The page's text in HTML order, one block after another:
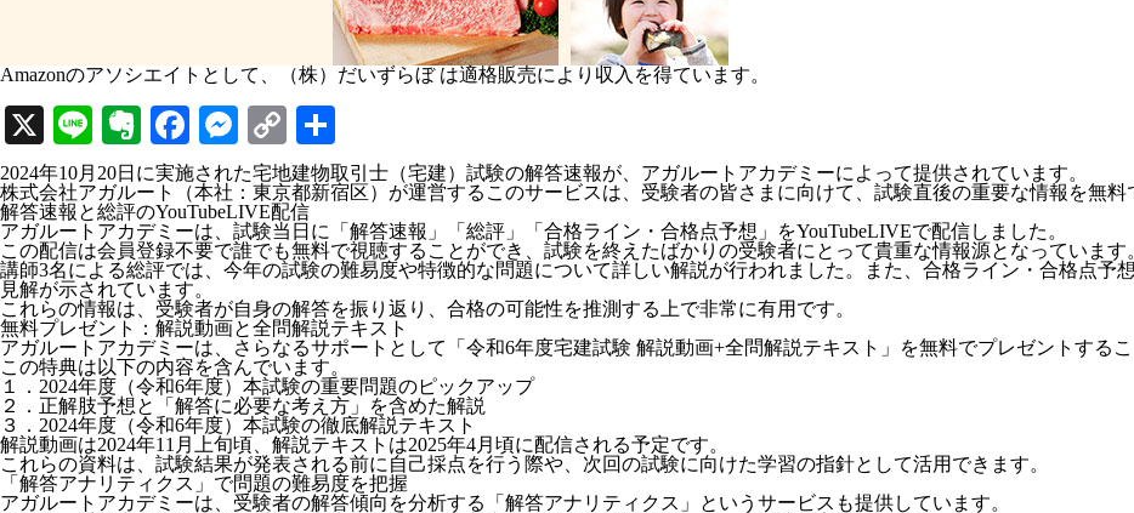
Amazonのアソシエイトとして、（株）だいずらぼ は適格販売により収入を得ています。
X LineEvernote
Facebook
Messenger
Copy
Link
有
2024年10月20日に実施された宅地建物取引士（宅建）試験の解答速報が、アガルートアカデミーによって提供されています。
株式会社アガルート（本社：東京都新宿区）が運営するこのサービスは、受験者の皆さまに向けて、試験直後の重要な情報を無料
解答速報と総評のYouTubeLIVE配信
アガルートアカデミーは、試験当日に「解答速報」「総評」「合格ライン・合格点予想」をYouTubeLIVEで配信しました。
この配信は会員登録不要で誰でも無料で視聴することができ、試験を終えたばかりの受験者にとって貴重な情報源となっています
講師3名による総評では、今年の試験の難易度や特徴的な問題について詳しい解説が行われました。また、合格ライン・合格点予
見解が示されています。
これらの情報は、受験者が自身の解答を振り返り、合格の可能性を推測する上で非常に有用です。
無料プレゼント：解説動画と全問解説テキスト
アガルートアカデミーは、さらなるサポートとして「令和6年度宅建試験 解説動画+全問解説テキスト」を無料でプレゼントするこ
この特典は以下の内容を含んでいます。
１．2024年度（令和6年度）本試験の重要問題のピックアップ
２．正解肢予想と「解答に必要な考え方」を含めた解説
３．2024年度（令和6年度）本試験の徹底解説テキスト
解説動画は2024年11月上旬頃、解説テキストは2025年4月頃に配信される予定です。
これらの資料は、試験結果が発表される前に自己採点を行う際や、次回の試験に向けた学習の指針として活用できます。
「解答アナリティクス」で問題の難易度を把握
アガルートアカデミーは、受験者の解答傾向を分析する「解答アナリティクス」というサービスも提供しています。